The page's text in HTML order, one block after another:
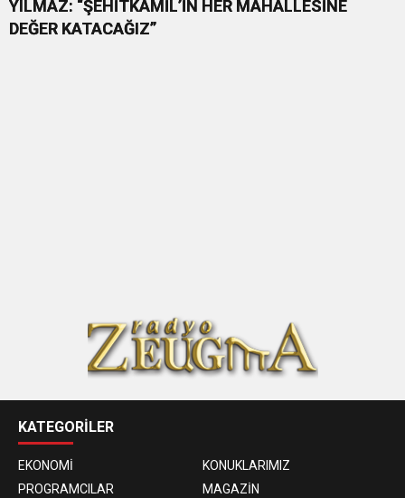
YILMAZ: “ŞEHİTKAMİL’İN HER MAHALLESİNE
DEĞER KATACAĞIZ”
KATEGORİLER
EKONOMİ
KONUKLARIMIZ
PROGRAMCILAR
MAGAZİN